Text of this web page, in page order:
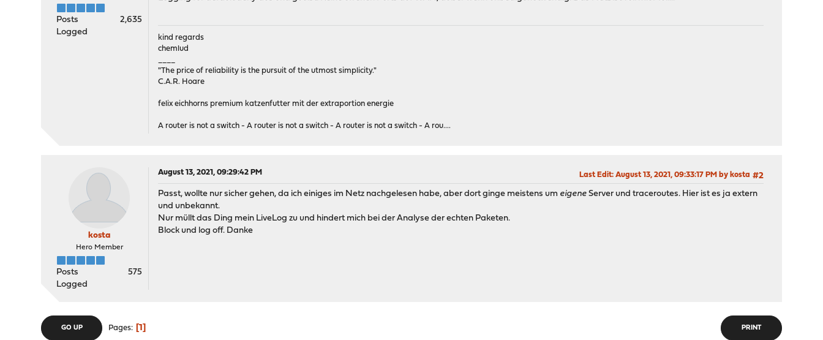
Posts
2,635
Logged
kind regards
chemlud
"The price of reliability is the pursuit of the utmost simplicity."
C.A.R. Hoare
felix eichhorns premium katzenfutter mit der extraportion energie
A router is not a switch - A router is not a switch - A router is not a switch - A rou....
kosta
Hero Member
Posts
575
Logged
August 13, 2021, 09:29:42 PM #2
Last Edit: August 13, 2021, 09:33:17 PM by kosta
Passt, wollte nur sicher gehen, da ich einiges im Netz nachgelesen habe, aber dort ginge meistens um eigeneServer und traceroutes. Hier ist es ja extern
und unbekannt.
Nur müllt das Ding mein LiveLog zu und hindert mich bei der Analyse der echten Paketen.
Block und log off. Danke
PRINT
GO UP Pages 1